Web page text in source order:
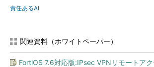
責任あるAI
関連資料（ホワイトペーパー）
FortiOS 7.6対応版:IPsec VPNリモートア